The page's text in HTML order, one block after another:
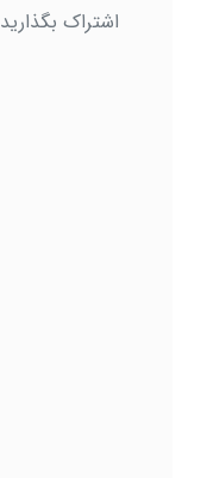
اشتراک بگذارید